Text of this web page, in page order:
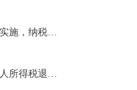
为企业无形资产
明确至2027年底